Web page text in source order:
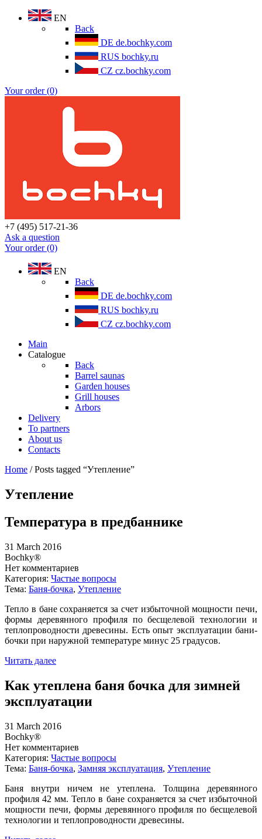
EN
Back
DE de.bochky.com
RUS bochky.ru
CZ cz.bochky.com
Your order (0)
+7 (495) 517-21-36
Ask a question
Your order (0)
EN
Back
DE de.bochky.com
RUS bochky.ru
CZ cz.bochky.com
Main
Catalogue
Back
Barrel saunas
Garden houses
Grill houses
Arbors
Delivery
To partners
About us
Contacts
Home / Posts tagged “Утепление”
Утепление
Температура в предбаннике
31 March 2016
Bochky®
Нет комментариев
Категория: Частые вопросы
Тема: Баня-бочка, Утепление
Тепло в бане сохраняется за счет избыточной мощности печи,
формы деревянного профиля по бесщелевой технологии и
теплопроводности древесины. Есть опыт эксплуатации бани-
бочки при наружной температуре минус 25 градусов.
Читать далее
Как утеплена баня бочка для зимней
эксплуатации
31 March 2016
Bochky®
Нет комментариев
Категория: Частые вопросы
Тема: Баня-бочка, Замняя эксплуатация, Утепление
Баня внутри ничем не утеплена. Толщина деревянного
профиля 42 мм. Тепло в бане сохраняется за счет избыточной
мощности печи, формы деревянного профиля по бесщелевой
технологии и теплопроводности древесины.